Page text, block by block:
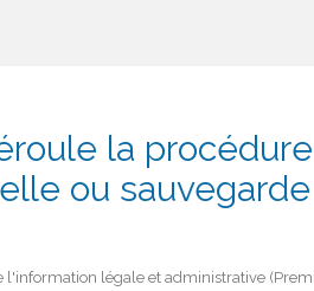
la
ou
l'information légale et administrative